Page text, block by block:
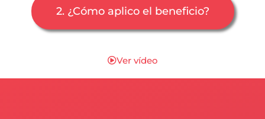
2. ¿Cómo aplico el beneficio?
Ver vídeo